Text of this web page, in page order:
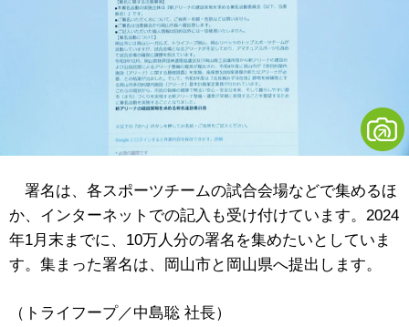
署名は、各スポーツチームの試合会場などで集めるほ
か、インターネットでの記入も受け付けています。2024
年1月末までに、10万人分の署名を集めたいとしていま
す。集まった署名は、岡山市と岡山県へ提出します。
（トライフープ／中島聡 社長）